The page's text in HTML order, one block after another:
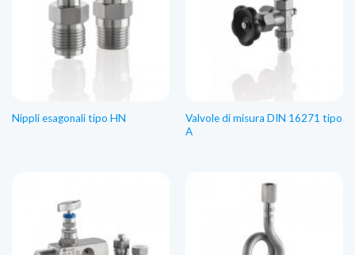
Nippli esagonali tipo HN
Valvole di misura DIN 16271 tipo
A